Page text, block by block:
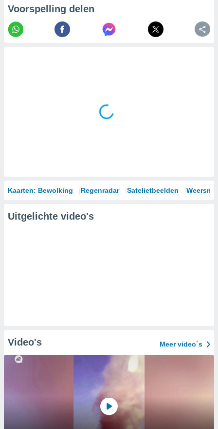
Voorspelling delen
Kaarten: Bewolking Regenradar Satelietbeelden
Uitgelichte video's
Video's Meer video´s